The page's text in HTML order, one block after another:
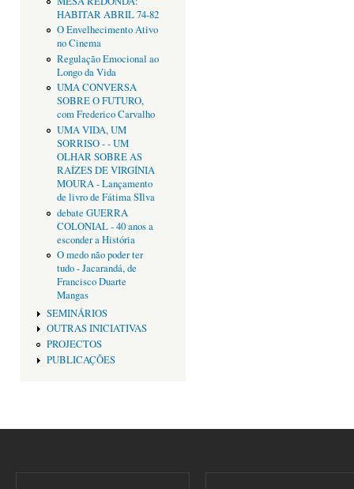
HABITAR ABRIL 74-82
O Envelhecimento Ativo
no Cinema
Regulação Emocional ao
Longo da Vida
UMA CONVERSA
SOBRE O FUTURO,
com Frederico Carvalho
UMA VIDA, UM
SORRISO - - UM
OLHAR SOBRE AS
RAÍZES DE VIRGÍNIA
MOURA - Lançamento
de livro de Fátima SIlva
debate GUERRA
COLONIAL - 40 anos a
esconder a História
O medo não poder ter
tudo - Jacarandá, de
Francisco Duarte
Mangas
SEMINÁRIOS
OUTRAS INICIATIVAS
PROJECTOS
PUBLICAÇÕES